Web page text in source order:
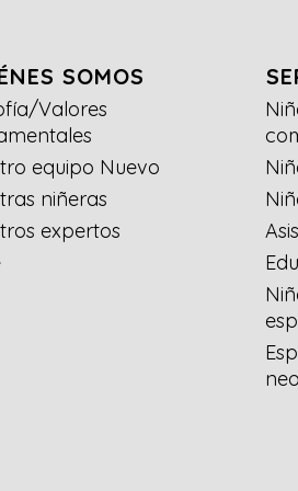
SOMOS
Valores
equipo Nuevo
niñeras
expertos